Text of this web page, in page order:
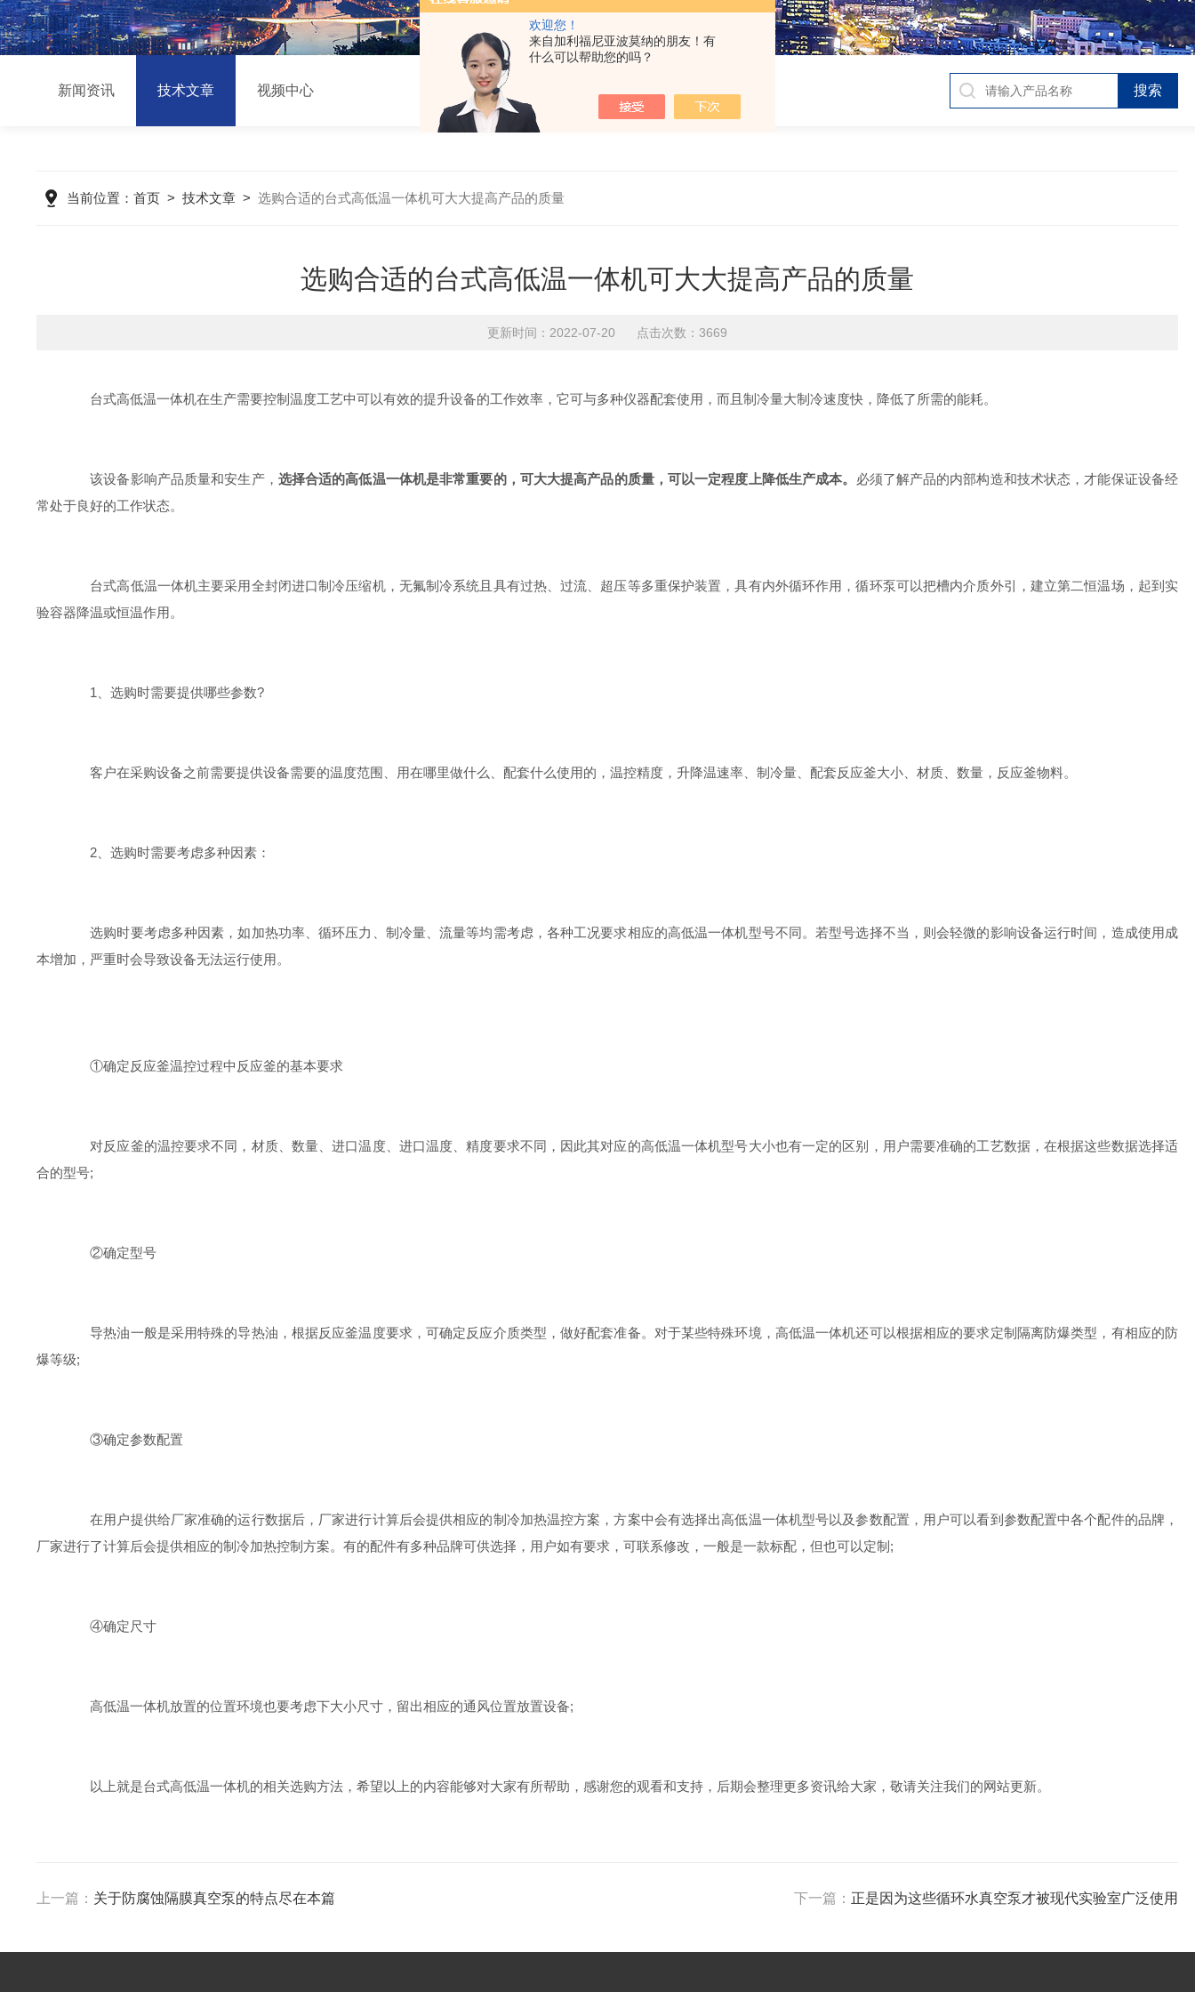
欢迎您！
来自加利福尼亚波莫纳的朋友！有
什么可以帮助您的吗？
新闻资讯 技术文章 视频中心
当前位置： 首页> 技术文章> 选购合适的台式高低温一体机可大大提高产品的质量
选购合适的台式高低温一体机可大大提高产品的质量
更新时间：2022-07-20 点击次数：3669
台式高低温一体机在生产需要控制温度工艺中可以有效的提升设备的工作效率，它可与多种仪器配套使用，而且制冷量大制冷速度快，降低了所需的能耗。
该设备影响产品质量和安生产， 选择合适的高低温一体机是非常重要的，可大大提高产品的质量，可以一定程度上降低生产成本。 必须了解产品的内部构造和技术状态，才能保证设备经
常处于良好的工作状态。
台式高低温一体机主要采用全封闭进口制冷压缩机，无氟制冷系统且具有过热、过流、超压等多重保护装置，具有内外循环作用，循环泵可以把槽内介质外引，建立第二恒温场，起到实
验容器降温或恒温作用。
1、选购时需要提供哪些参数?
客户在采购设备之前需要提供设备需要的温度范围、用在哪里做什么、配套什么使用的，温控精度，升降温速率、制冷量、配套反应釜大小、材质、数量，反应釜物料。
2、选购时需要考虑多种因素：
选购时要考虑多种因素，如加热功率、循环压力、制冷量、流量等均需考虑，各种工况要求相应的高低温一体机型号不同。若型号选择不当，则会轻微的影响设备运行时间，造成使用成
本增加，严重时会导致设备无法运行使用。
①确定反应釜温控过程中反应釜的基本要求
对反应釜的温控要求不同，材质、数量、进口温度、进口温度、精度要求不同，因此其对应的高低温一体机型号大小也有一定的区别，用户需要准确的工艺数据，在根据这些数据选择适
合的型号;
②确定型号
导热油一般是采用特殊的导热油，根据反应釜温度要求，可确定反应介质类型，做好配套准备。对于某些特殊环境，高低温一体机还可以根据相应的要求定制隔离防爆类型，有相应的防
爆等级;
③确定参数配置
在用户提供给厂家准确的运行数据后，厂家进行计算后会提供相应的制冷加热温控方案，方案中会有选择出高低温一体机型号以及参数配置，用户可以看到参数配置中各个配件的品牌，
厂家进行了计算后会提供相应的制冷加热控制方案。有的配件有多种品牌可供选择，用户如有要求，可联系修改，一般是一款标配，但也可以定制;
④确定尺寸
高低温一体机放置的位置环境也要考虑下大小尺寸，留出相应的通风位置放置设备;
以上就是台式高低温一体机的相关选购方法，希望以上的内容能够对大家有所帮助，感谢您的观看和支持，后期会整理更多资讯给大家，敬请关注我们的网站更新。
上一篇： 关于防腐蚀隔膜真空泵的特点尽在本篇 下一篇： 正是因为这些循环水真空泵才被现代实验室广泛使用